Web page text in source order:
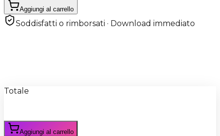
Aggiungi al carrello
Soddisfatti o rimborsati · Download immediato
Totale
Aggiungi al carrello